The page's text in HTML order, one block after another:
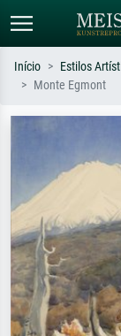
ex: Monet, Noite
impressionismo, onda
Início Estilos
Monte Egmont